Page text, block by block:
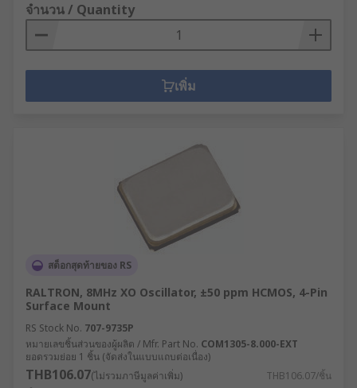
จำนวน / Quantity
เพิ่ม
สต็อกสุดท้ายของ RS
RALTRON, 8MHz XO Oscillator, ±50 ppm HCMOS, 4-Pin
Surface Mount
RS Stock No. 707-9735P
หมายเลขชิ้นส่วนของผู้ผลิต / Mfr. Part No. COM1305-8.000-EXT
ยอดรวมย่อย 1 ชิ้น (จัดส่งในแบบแถบต่อเนื่อง)
THB106.07(ไม่รวมภาษีมูลค่าเพิ่ม) THB106.07/ชิ้น